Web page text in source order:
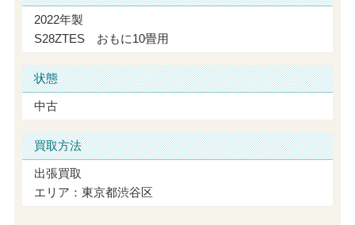
2022年製
S28ZTES おもに10畳用
状態
中古
買取方法
出張買取
エリア：東京都渋谷区